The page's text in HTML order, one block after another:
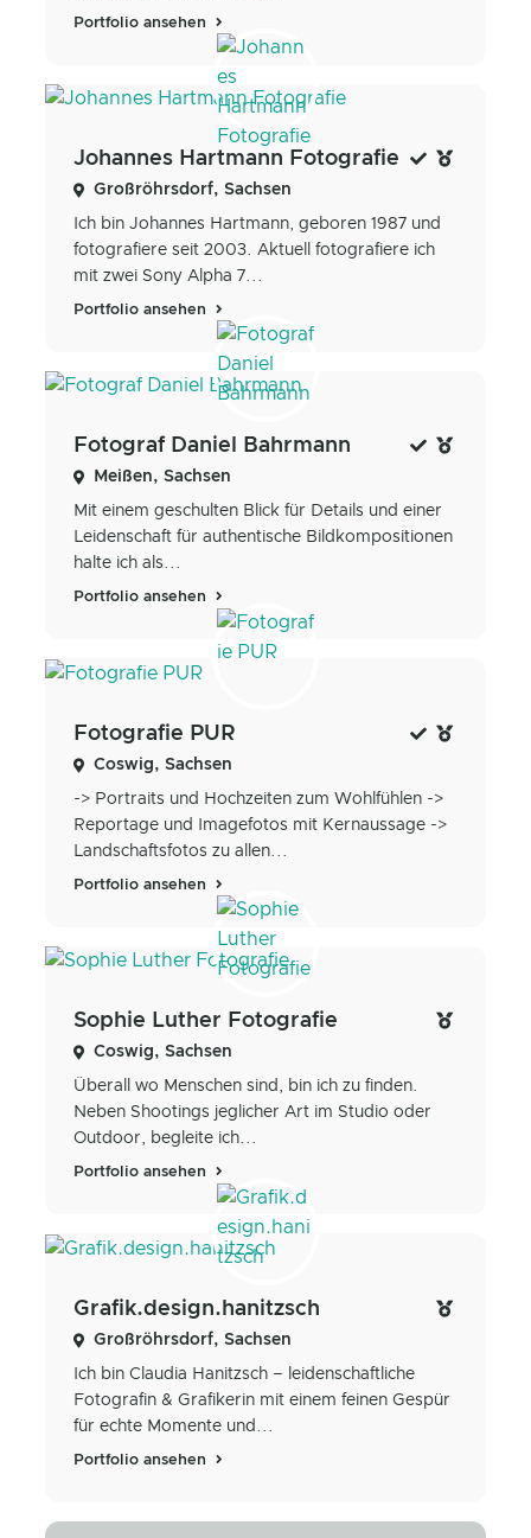
Portfolio ansehen
Johannes Hartmann Fotografie
Großröhrsdorf, Sachsen
Ich bin Johannes Hartmann, geboren 1987 und
fotografiere seit 2003. Aktuell fotografiere ich
mit zwei Sony Alpha 7...
Portfolio ansehen
Fotograf Daniel Bahrmann
Meißen, Sachsen
Mit ​einem geschulten Blick für Details und einer
Leidenschaft für authentische Bildkompositionen
halte ich als...
Portfolio ansehen
Fotografie PUR
Coswig, Sachsen
-> Portraits und Hochzeiten zum Wohlfühlen ->
Reportage und Imagefotos mit Kernaussage ->
Landschaftsfotos zu allen...
Portfolio ansehen
Sophie Luther Fotografie
Coswig, Sachsen
Überall wo Menschen sind, bin ich zu finden.
Neben Shootings jeglicher Art im Studio oder
Outdoor, begleite ich...
Portfolio ansehen
Grafik.design.hanitzsch
Großröhrsdorf, Sachsen
Ich bin Claudia Hanitzsch – leidenschaftliche
Fotografin & Grafikerin mit einem feinen Gespür
für echte Momente und...
Portfolio ansehen